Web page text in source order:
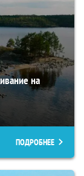
на
ПОДРОБНЕЕ